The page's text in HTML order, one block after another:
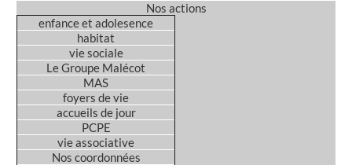
Nos actions
enfance et adolesence
habitat
vie sociale
Le Groupe Malécot
MAS
foyers de vie
accueils de jour
PCPE
vie associative
Nos coordonnées